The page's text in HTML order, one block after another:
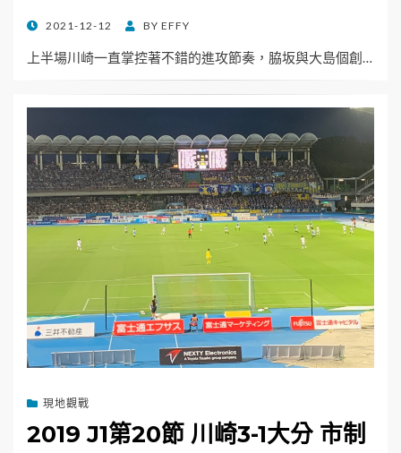
POSTED
2021-12-12 BY EFFY
上半場川崎一直掌控著不錯的進攻節奏，脇坂與大島個創…
現地觀戰
2019 J1第20節 川崎3-1大分 市制